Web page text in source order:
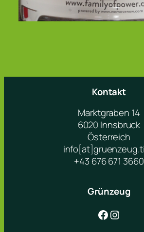
Kontakt
Marktgraben 14
6020 Innsbruck
Österreich
+43 676 671 3660
Grünzeug
Facebook Instagram